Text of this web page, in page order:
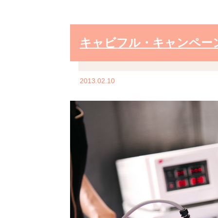
キャビフル・キャンペー
2013.02.10